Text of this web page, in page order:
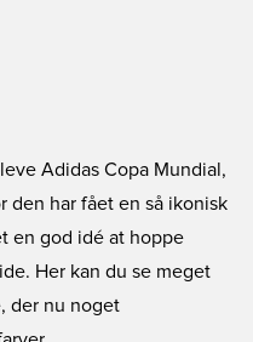
Adidas Copa Mundial,
den har fået en så ikonisk
en god idé at hoppe
Her kan du se meget
der nu noget